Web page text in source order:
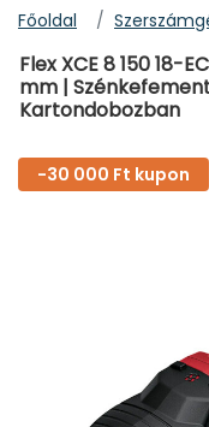
Főoldal
Flex XCE 8 150 18-
mm |
Kartondobozban
-30 000 Ft kupon